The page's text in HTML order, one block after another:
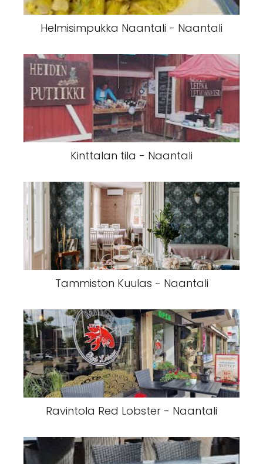
Helmisimpukka Naantali - Naantali
Kinttalan tila - Naantali
Tammiston Kuulas - Naantali
Ravintola Red Lobster - Naantali